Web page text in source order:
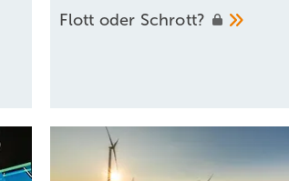
F lott oder Schrott?